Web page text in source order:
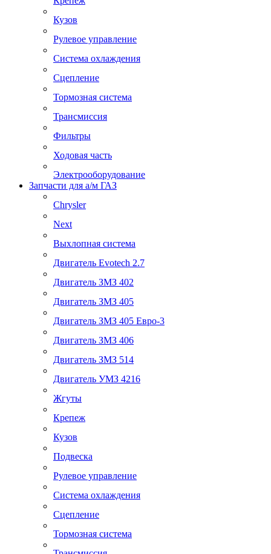
Кузов
Рулевое управление
Система охлаждения
Сцепление
Тормозная система
Трансмиссия
Фильтры
Ходовая часть
Электрооборудование
Запчасти для а/м ГАЗ
Chrysler
Next
Выхлопная система
Двигатель Evotech 2.7
Двигатель ЗМЗ 402
Двигатель ЗМЗ 405
Двигатель ЗМЗ 405 Евро-3
Двигатель ЗМЗ 406
Двигатель ЗМЗ 514
Двигатель УМЗ 4216
Жгуты
Крепеж
Кузов
Подвеска
Рулевое управление
Система охлаждения
Сцепление
Тормозная система